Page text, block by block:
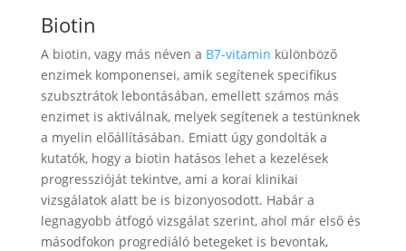
Biotin
A biotin, vagy más néven a B7-vitamin különböző
enzimek komponensei, amik segítenek specifikus
szubsztrátok lebontásában, emellett számos más
enzimet is aktiválnak, melyek segítenek a testünknek
a myelin előállításában. Emiatt úgy gondolták a
kutatók, hogy a biotin hatásos lehet a kezelések
progresszióját tekintve, ami a korai klinikai
vizsgálatok alatt be is bizonyosodott. Habár a
legnagyobb átfogó vizsgálat szerint, ahol már első és
másodfokon progrediáló betegeket is bevontak,